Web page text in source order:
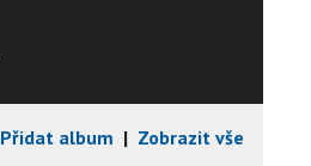
Přidat album | Zobrazit vše